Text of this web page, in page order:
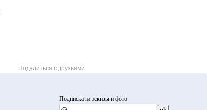
Поделиться с друзьями
Подписка на эскизы и фото